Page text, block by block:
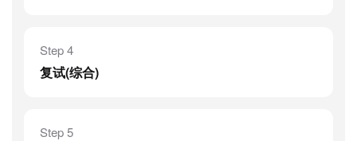
Step 4
复试(综合)
Step 5